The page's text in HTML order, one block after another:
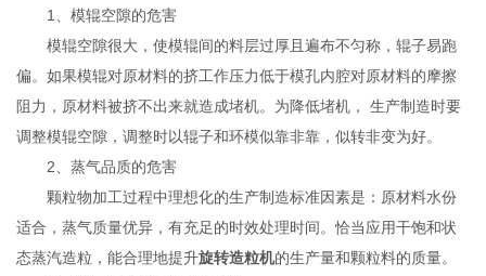
1、模辊空隙的危害
模辊空隙很大，使模辊间的料层过厚且遍布不匀称，辊子易跑
偏。如果模辊对原材料的挤工作压力低于模孔内腔对原材料的摩擦
阻力，原材料被挤不出来就造成堵机。为降低堵机， 生产制造时要
调整模辊空隙，调整时以辊子和环模似靠非靠，似转非变为好。
2、蒸气品质的危害
颗粒物加工过程中理想化的生产制造标准因素是：原材料水份
适合，蒸气质量优异，有充足的时效处理时间。恰当应用干饱和状
态蒸汽造粒，能合理地提升旋转造粒机的生产量和颗粒料的质量。